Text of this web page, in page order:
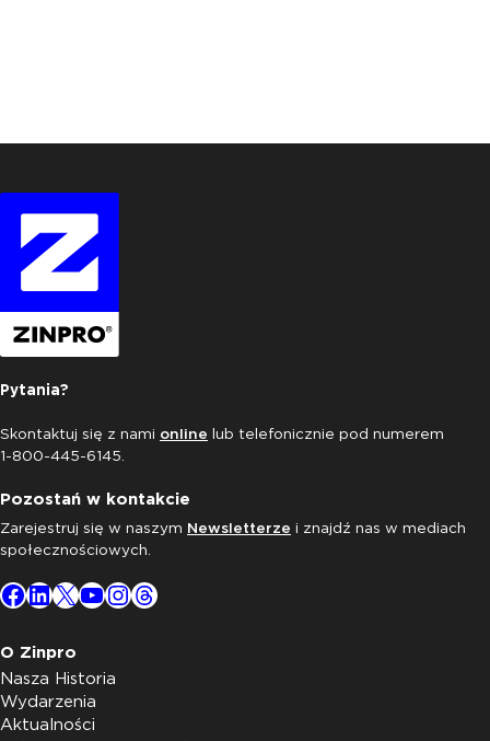
Pytania?
Skontaktuj się z nami online lub telefonicznie pod numerem
1-800-445-6145.
Pozostań w kontakcie
Zarejestruj się w naszym Newsletterze i znajdź nas w mediach
społecznościowych.
Facebook
LinkedIn
X YouTube
Instagram
Threads
O Zinpro
Nasza Historia
Wydarzenia
Aktualności